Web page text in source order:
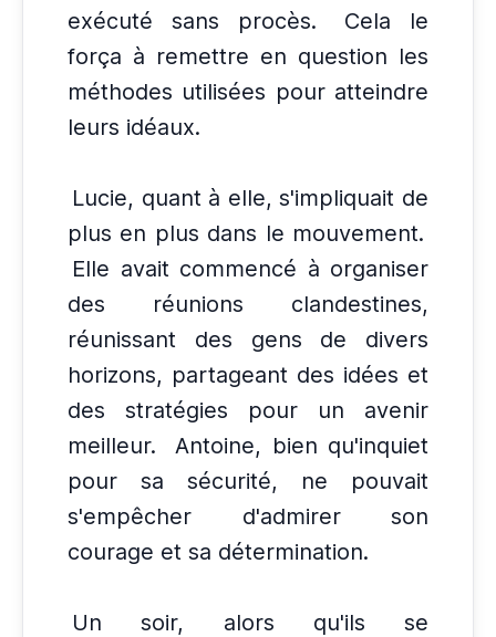
exécuté sans procès.
Cela le
força à remettre en question les
méthodes utilisées pour atteindre
leurs idéaux.
Lucie, quant à elle, s'impliquait de
plus en plus dans le mouvement.
Elle avait commencé à organiser
des réunions clandestines,
réunissant des gens de divers
horizons, partageant des idées et
des stratégies pour un avenir
meilleur.
Antoine, bien qu'inquiet
pour sa sécurité, ne pouvait
s'empêcher d'admirer son
courage et sa détermination.
Un soir, alors qu'ils se